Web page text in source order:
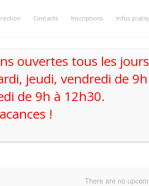
Contacts Inscriptions Infos
There are no
ouvertes tous les
jeudi, vendredi de
de 9h à 12h30.
!